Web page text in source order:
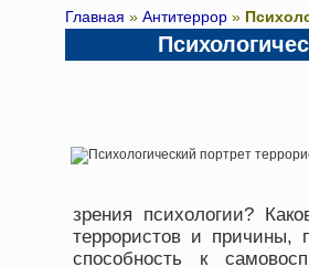
Главная » Антитеррор »
зрения психологии?
террористов и причины,
способность к